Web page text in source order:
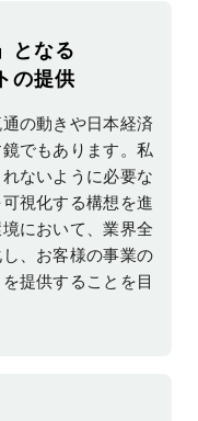
となる
の提供
の動きや日本経済
でもあります。私
ないように必要な
視化する構想を進
において、業界全
、お客様の事業の
提供することを目